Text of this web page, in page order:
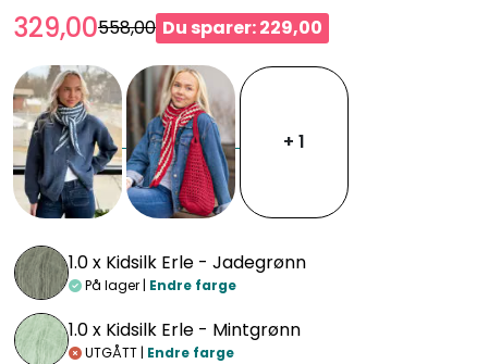
329,00558,00 Du sparer: 229,00
+ 1
1.0 x Kidsilk Erle - Jadegrønn
På lager | Endre farge
1.0 x Kidsilk Erle - Mintgrønn
UTGÅTT | Endre farge